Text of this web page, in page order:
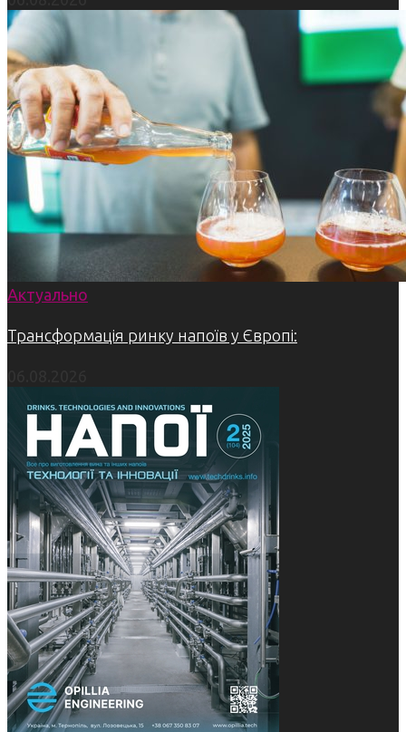
Актуально
Трансформація ринку напоїв у Європі: